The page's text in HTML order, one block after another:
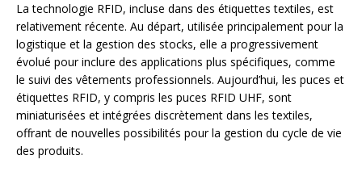
La technologie RFID, incluse dans des étiquettes textiles, est
relativement récente. Au départ, utilisée principalement pour la
logistique et la gestion des stocks, elle a progressivement
évolué pour inclure des applications plus spécifiques, comme
le suivi des vêtements professionnels. Aujourd’hui, les puces et
étiquettes RFID, y compris les puces RFID UHF, sont
miniaturisées et intégrées discrètement dans les textiles,
offrant de nouvelles possibilités pour la gestion du cycle de vie
des produits.